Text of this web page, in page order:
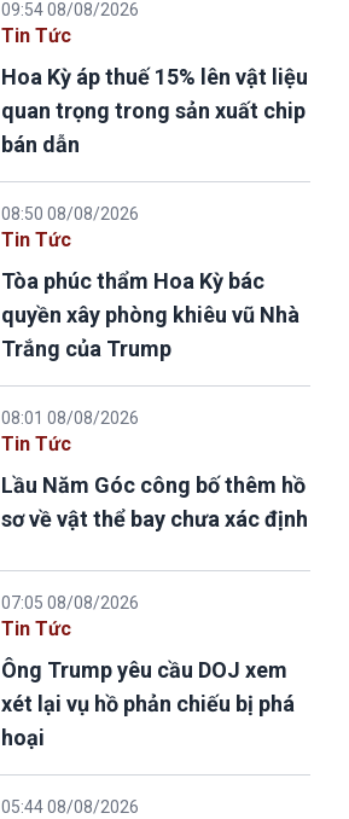
09:54 08/08/2026
Tin Tức
Hoa Kỳ áp thuế 15% lên vật liệu
quan trọng trong sản xuất chip
bán dẫn
08:50 08/08/2026
Tin Tức
Tòa phúc thẩm Hoa Kỳ bác
quyền xây phòng khiêu vũ Nhà
Trắng của Trump
08:01 08/08/2026
Tin Tức
Lầu Năm Góc công bố thêm hồ
sơ về vật thể bay chưa xác định
07:05 08/08/2026
Tin Tức
Ông Trump yêu cầu DOJ xem
xét lại vụ hồ phản chiếu bị phá
hoại
05:44 08/08/2026